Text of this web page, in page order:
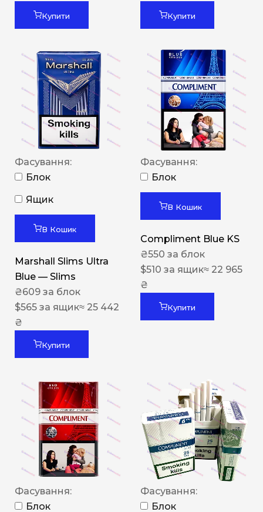
Купити Купити
Фасування:
Блок
Ящик
В Кошик
Marshall Slims Ultra
Blue — Slims
₴609 за блок
$565 за ящик≈ 25 442
₴
Купити
Фасування:
Блок
В Кошик
Compliment Blue KS
₴550 за блок
$510 за ящик≈ 22 965
₴
Купити
Фасування:
Блок
Фасування:
Блок